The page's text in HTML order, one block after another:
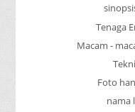
Tenaga
Macam -
Foto
nama